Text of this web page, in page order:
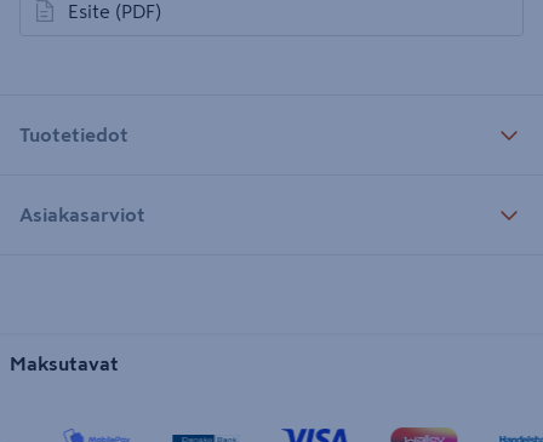
Esite (PDF)
avautuu uuteen välilehteen
Tuotetiedot
Asiakasarviot
Maksutavat